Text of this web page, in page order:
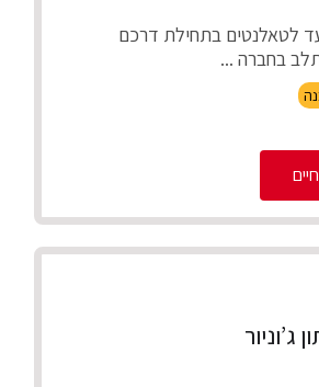
לטאלנטים בתחילת דרכם
בחברה ...
ג’וניור